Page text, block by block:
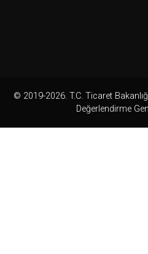
© 2019-2026. T.C. Ticaret
Değerlendirme